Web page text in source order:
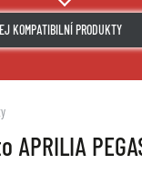
KOMPATIBILNÍ PRODUKTY
APRILIA